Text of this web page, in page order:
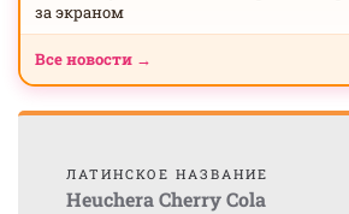
за экраном
Все новости →
ЛАТИНСКОЕ НАЗВАНИЕ
Heuchera Cherry Cola